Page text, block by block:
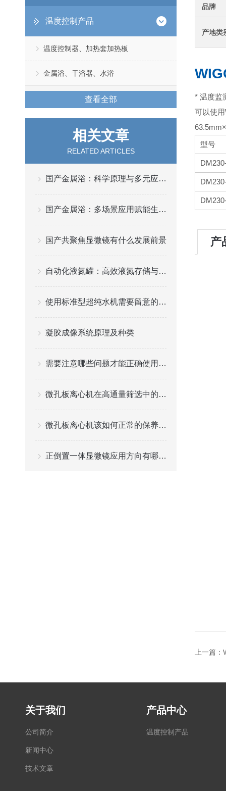
温度控制产品
温度控制器、加热套加热板
金属浴、干浴器、水浴
查看全部
相关文章
RELATED ARTICLES
国产金属浴：科学原理与多元应用解析
国产金属浴：多场景应用赋能生命科学实验
国产共聚焦显微镜有什么发展前景
自动化液氮罐：高效液氮存储与管理的关键
使用标准型超纯水机需要留意的事项
凝胶成像系统原理及种类
需要注意哪些问题才能正确使用可调移液器
微孔板离心机在高通量筛选中的应用与优势
微孔板离心机该如何正常的保养与维护？
正倒置一体显微镜应用方向有哪些?
品牌
产地类
* 温度监
可以使
型号
产
上一篇：
关于我们
公司简介
新闻中心
技术文章
产品中心
温度控制产品